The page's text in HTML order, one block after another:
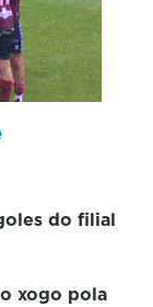
do filial
xogo pola